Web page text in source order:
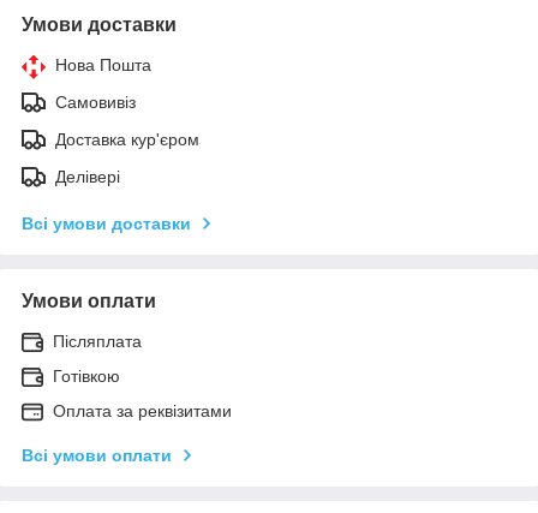
Умови доставки
Нова Пошта
Самовивіз
Доставка кур'єром
Делівері
Всі умови доставки
Умови оплати
Післяплата
Готівкою
Оплата за реквізитами
Всі умови оплати